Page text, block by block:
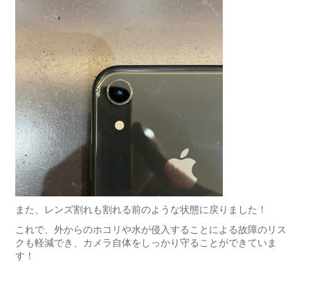
また、レンズ割れも割れる前のような状態に戻りました！
これで、外からのホコリや水が侵入することによる故障のリス
クも軽減でき、カメラ自体をしっかり守ることができていま
す！